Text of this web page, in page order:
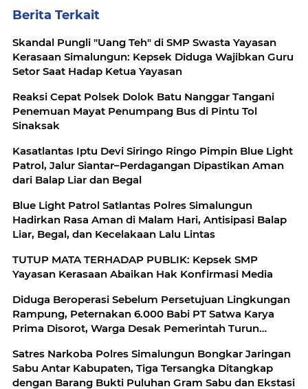
Berita Terkait
Skandal Pungli "Uang Teh" di SMP Swasta Yayasan
Kerasaan Simalungun: Kepsek Diduga Wajibkan Guru
Setor Saat Hadap Ketua Yayasan
Reaksi Cepat Polsek Dolok Batu Nanggar Tangani
Penemuan Mayat Penumpang Bus di Pintu Tol
Sinaksak
Kasatlantas Iptu Devi Siringo Ringo Pimpin Blue Light
Patrol, Jalur Siantar–Perdagangan Dipastikan Aman
dari Balap Liar dan Begal
Blue Light Patrol Satlantas Polres Simalungun
Hadirkan Rasa Aman di Malam Hari, Antisipasi Balap
Liar, Begal, dan Kecelakaan Lalu Lintas
TUTUP MATA TERHADAP PUBLIK: Kepsek SMP
Yayasan Kerasaan Abaikan Hak Konfirmasi Media
Diduga Beroperasi Sebelum Persetujuan Lingkungan
Rampung, Peternakan 6.000 Babi PT Satwa Karya
Prima Disorot, Warga Desak Pemerintah Turun
Satres Narkoba Polres Simalungun Bongkar Jaringan
Sabu Antar Kabupaten, Tiga Tersangka Ditangkap
dengan Barang Bukti Puluhan Gram Sabu dan Ekstasi